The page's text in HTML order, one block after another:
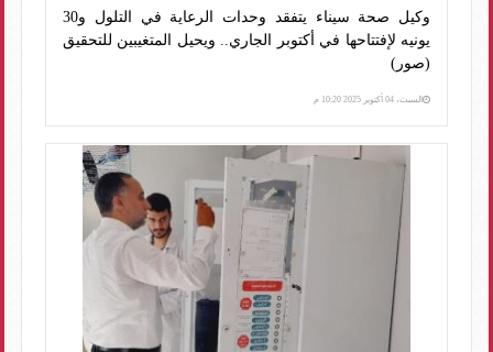
وكيل صحة سيناء يتفقد وحدات الرعاية في التلول و30
يونيه لإفتتاحها في أكتوبر الجاري.. ويحيل المتغيبين للتحقيق
(صور)
السبت، 04 أكتوبر 2025 10:20 م